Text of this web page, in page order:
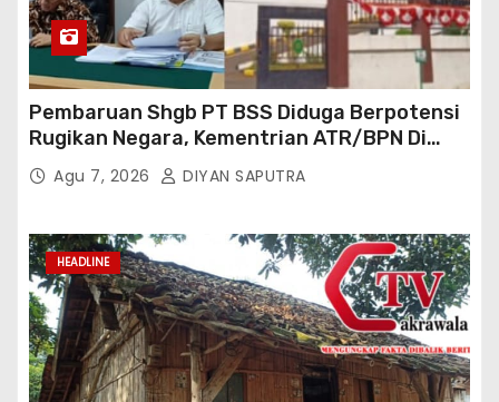
Pembaruan Shgb PT BSS Diduga Berpotensi
Rugikan Negara, Kementrian ATR/BPN Di
Gugat Di PTUN Jakarta
Agu 7, 2026 DIYAN SAPUTRA
HEADLINE